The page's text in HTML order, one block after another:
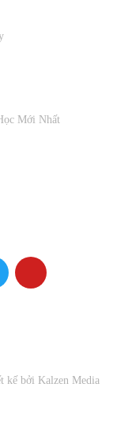
Mới Nhất
kế bởi Kalzen Media